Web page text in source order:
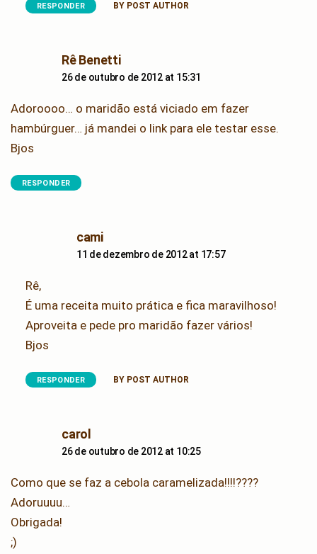
RESPONDER BY POST AUTHOR
Rê Benettisays:
26 de outubro de 2012 at 15:31
Adoroooo… o maridão está viciado em fazer
hambúrguer… já mandei o link para ele testar esse.
Bjos
RESPONDER
camisays:
11 de dezembro de 2012 at 17:57
Rê,
É uma receita muito prática e fica maravilhoso!
Aproveita e pede pro maridão fazer vários!
Bjos
RESPONDER BY POST AUTHOR
carol says:
26 de outubro de 2012 at 10:25
Como que se faz a cebola caramelizada!!!!????
Adoruuuu…
Obrigada!
;)